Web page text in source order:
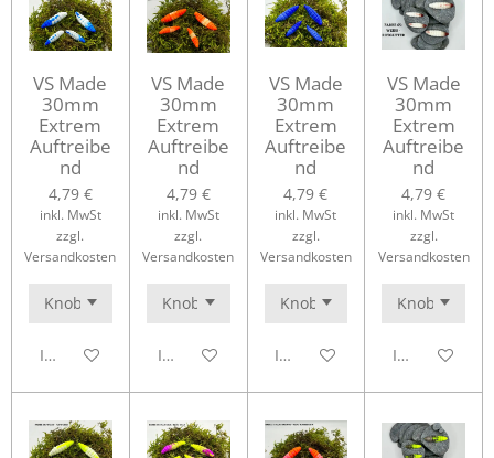
VS Made
30mm
Extrem
Auftreibe
nd
4,79 €
inkl. MwSt
zzgl.
Versandkosten
In den Warenkorb
VS Made
30mm
Extrem
Auftreibe
nd
4,79 €
inkl. MwSt
zzgl.
Versandkosten
In den Warenkorb
VS Made
30mm
Extrem
Auftreibe
nd
4,79 €
inkl. MwSt
zzgl.
Versandkosten
In den Warenkorb
VS Made
30mm
Extrem
Auftreibe
nd
4,79 €
inkl. MwSt
zzgl.
Versandkosten
In den